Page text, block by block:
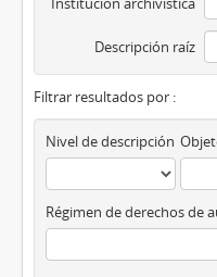
Descripción raíz
Filtrar resultados por :
Nivel de descripción